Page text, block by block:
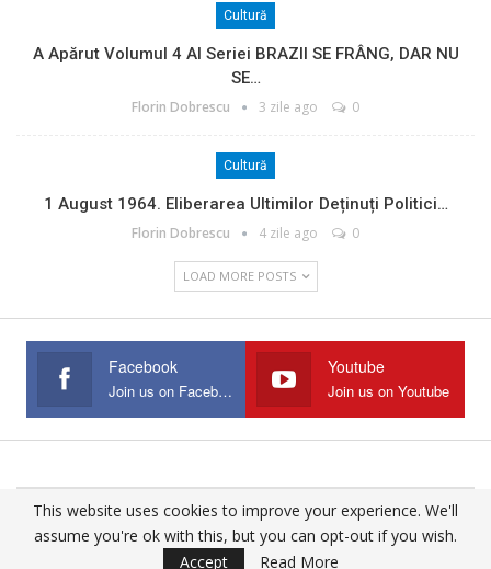
Cultură
A Apărut Volumul 4 Al Seriei BRAZII SE FRÂNG, DAR NU
SE…
Florin Dobrescu 3 zile ago 0
Cultură
1 August 1964. Eliberarea Ultimilor Deținuți Politici…
Florin Dobrescu 4 zile ago 0
LOAD MORE POSTS
Facebook
Join us on Facebook
Youtube
Join us on Youtube
© 2025 - All Rights Reserved.
Website Design:
This website uses cookies to improve your experience. We'll
assume you're ok with this, but you can opt-out if you wish.
Accept
Read More